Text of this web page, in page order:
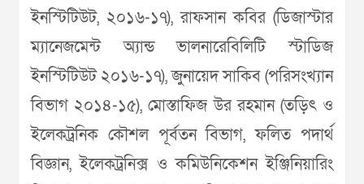
ইনস্টিটিউট, ২০১৬-১৭), রাফসান কবির (ডিজাস্টার
ম্যানেজমেন্ট অ্যান্ড ভালনারেবিলিটি স্টাডিজ
ইনস্টিটিউট ২০১৬-১৭), জুনায়েদ সাকিব (পরিসংখ্যান
বিভাগ ২০১৪-১৫), মোস্তাফিজ উর রহমান (তড়িৎ ও
ইলেকট্রনিক কৌশল পূর্বতন বিভাগ, ফলিত পদার্থ
বিজ্ঞান, ইলেকট্রনিক্স ও কমিউনিকেশন ইঞ্জিনিয়ারিং